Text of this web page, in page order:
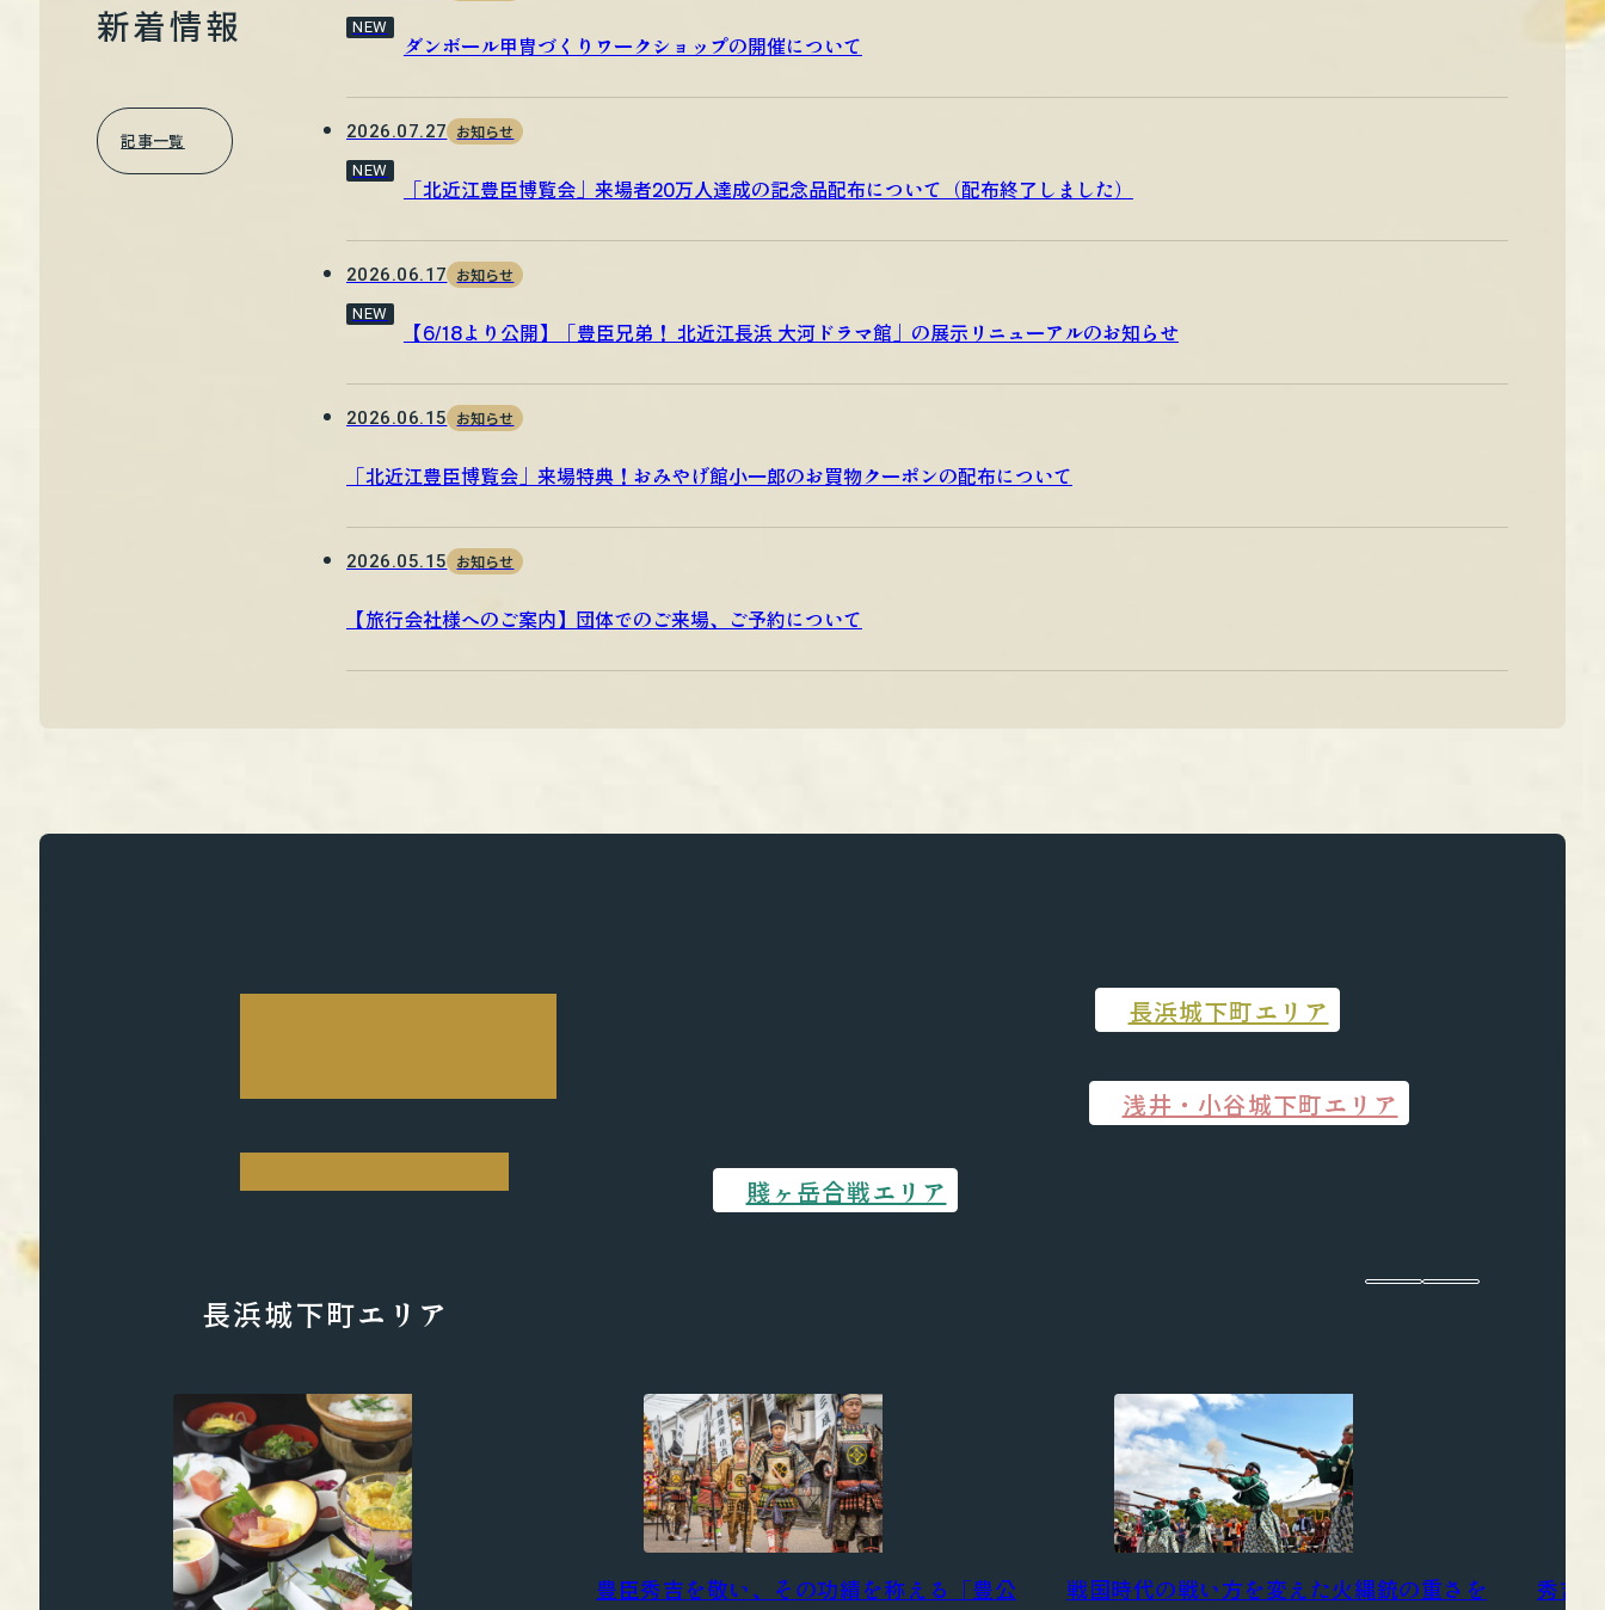
新着情報 NEW
ダンボール甲冑づくりワークショップの開催について
2026.07.27 お知らせ
NEW
「北近江豊臣博覧会」来場者20万人達成の記念品配布について（配布終了しました）
2026.06.17 お知らせ
NEW
【6/18より公開】「豊臣兄弟！ 北近江長浜 大河ドラマ館」の展示リニューアルのお知らせ
2026.06.15 お知らせ
「北近江豊臣博覧会」来場特典！おみやげ館小一郎のお買物クーポンの配布について
2026.05.15 お知らせ
【旅行会社様へのご案内】団体でのご来場、ご予約について
記事一覧
長浜城下町エリア
浅井・小谷城下町エリア
賤ヶ岳合戦エリア
長浜城下町エリア
豊臣秀吉を敬い、その功績を称える「豊公
戦国時代の戦い方を変えた火縄銃の重さを
秀吉